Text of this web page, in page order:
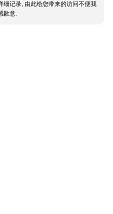
细记录, 由此给您带来的访问不便我
歉意.